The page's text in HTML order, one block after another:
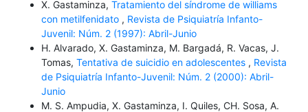
X. Gastaminza, Tratamiento del síndrome de williams
con metilfenidato , Revista de Psiquiatría Infanto-
Juvenil: Núm. 2 (1997): Abril-Junio
H. Alvarado, X. Gastaminza, M. Bargadá, R. Vacas, J.
Tomas, Tentativa de suicidio en adolescentes , Revista
de Psiquiatría Infanto-Juvenil: Núm. 2 (2000): Abril-
Junio
M. S. Ampudia, X. Gastaminza, I. Quiles, CH. Sosa, A.